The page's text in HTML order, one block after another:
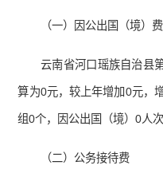
（一）因公出国（境）费
云南省河口瑶族自治县
算为0元，较上年增加0元，
组0个，因公出国（境）0人次
（二）公务接待费